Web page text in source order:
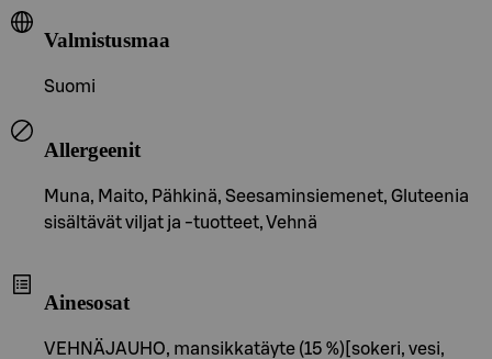
Valmistusmaa
Suomi
Allergeenit
Muna, Maito, Pähkinä, Seesaminsiemenet, Gluteenia
sisältävät viljat ja -tuotteet, Vehnä
Ainesosat
VEHNÄJAUHO, mansikkatäyte (15 %)[sokeri, vesi,